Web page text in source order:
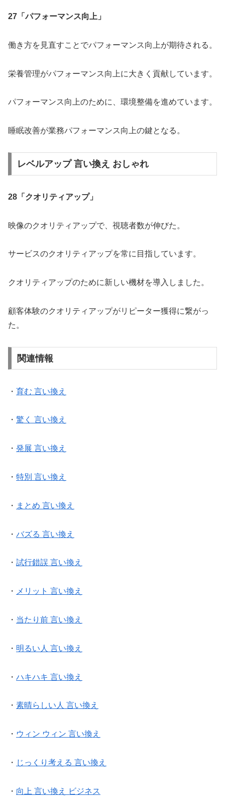
27「パフォーマンス向上」
働き方を見直すことでパフォーマンス向上が期待される。
栄養管理がパフォーマンス向上に大きく貢献しています。
パフォーマンス向上のために、環境整備を進めています。
睡眠改善が業務パフォーマンス向上の鍵となる。
レベルアップ 言い換え おしゃれ
28「クオリティアップ」
映像のクオリティアップで、視聴者数が伸びた。
サービスのクオリティアップを常に目指しています。
クオリティアップのために新しい機材を導入しました。
顧客体験のクオリティアップがリピーター獲得に繋がっ
た。
関連情報
・ 育む 言い換え
・ 驚く 言い換え
・ 発展 言い換え
・ 特別 言い換え
・ まとめ 言い換え
・ バズる 言い換え
・ 試行錯誤 言い換え
・ メリット 言い換え
・ 当たり前 言い換え
・ 明るい人 言い換え
・ ハキハキ 言い換え
・ 素晴らしい人 言い換え
・ ウィン ウィン 言い換え
・ じっくり考える 言い換え
・ 向上 言い換え ビジネス